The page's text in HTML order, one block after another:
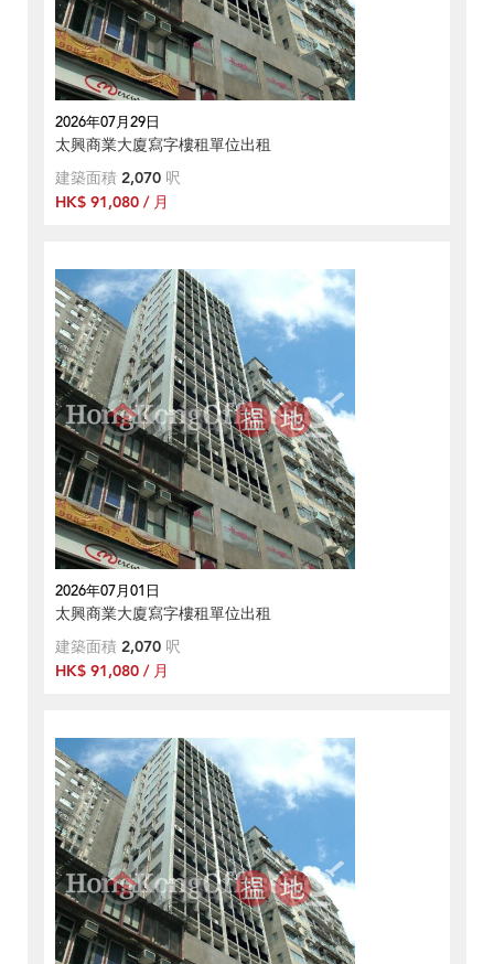
2026年07月29日
太興商業大廈寫字樓租單位出租
建築面積 2,070 呎
HK$ 91,080 / 月
2026年07月01日
太興商業大廈寫字樓租單位出租
建築面積 2,070 呎
HK$ 91,080 / 月